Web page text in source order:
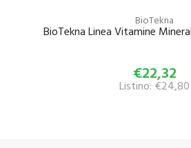
BioTekna
BioTekna Linea Vitamine
€22,32
Listino: €24,80